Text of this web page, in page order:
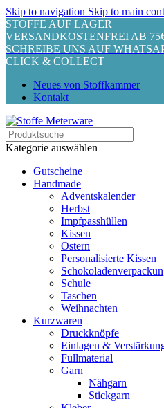
Skip to navigation Skip to main
STOFFE AUF LAGER
VERSANDKOSTENFREI AB
SCHREIBE UNS AUF
CLICK & COLLECT
Neues von Stoffkammer
Kontakt
Kategorie auswählen
Gutscheine
Handmade
Adventskalender
Herbst
Impfpasshüllen
Kissen
Ostern
Personalisierte Kissen
Schule
Taschen
Weihnachten
Kurzwaren
Druckknöpfe
Einlagen &
Füllmaterial
Garn
Nähgarn
Stickgarn